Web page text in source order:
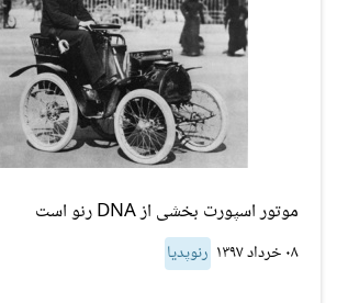
موتور اسپورت بخشی از DNA رنو است
۰۸ خرداد ۱۳۹۷ رنوپدیا